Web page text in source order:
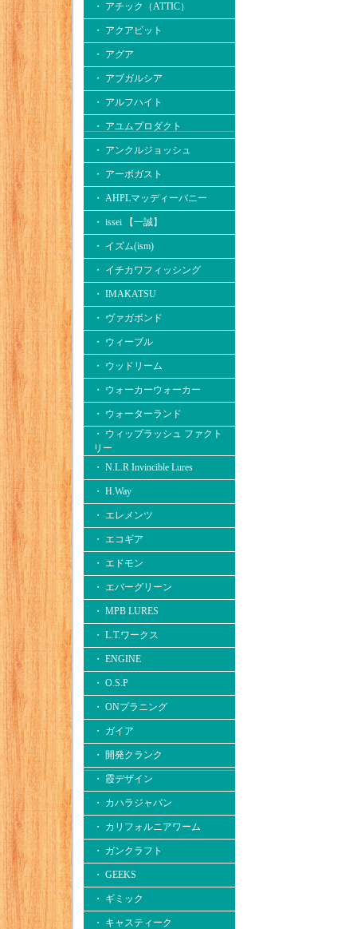
・ アチック（ATTIC）
・ アクアビット
・ アグア
・ アブガルシア
・ アルフハイト
・ アユムプロダクト
・ アンクルジョッシュ
・ アーボガスト
・ AHPLマッディーバニー
・ issei 【一誠】
・ イズム(ism)
・ イチカワフィッシング
・ IMAKATSU
・ ヴァガボンド
・ ウィーブル
・ ウッドリーム
・ ウォーカーウォーカー
・ ウォーターランド
・ ウィップラッシュ ファクト
リー
・ N.L.R Invincible Lures
・ H.Way
・ エレメンツ
・ エコギア
・ エドモン
・ エバーグリーン
・ MPB LURES
・ L.T.ワークス
・ ENGINE
・ O.S.P
・ ONプラニング
・ ガイア
・ 開発クランク
・ 霞デザイン
・ カハラジャパン
・ カリフォルニアワーム
・ ガンクラフト
・ GEEKS
・ ギミック
・ キャスティーク